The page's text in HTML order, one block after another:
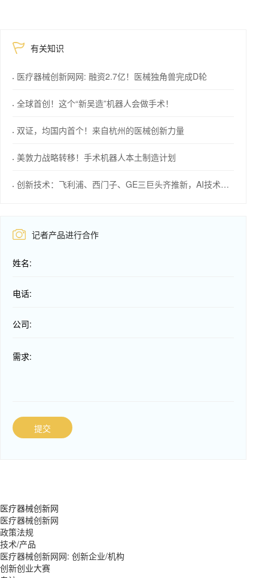
有关知识
医疗器械创新网网: 融资2.7亿！医械独角兽完成D轮
全球首创！这个“新吴造”机器人会做手术！
双证，均国内首个！来自杭州的医械创新力量
美敦力战略转移！手术机器人本土制造计划
创新技术：飞利浦、西门子、GE三巨头齐推新，AI技术成焦点！
记者产品进行合作
姓名:
电话:
公司:
需求:
提交
医疗器械创新网
医疗器械创新网
政策法规
技术/产品
医疗器械创新网网: 创新企业/机构
创新创业大赛